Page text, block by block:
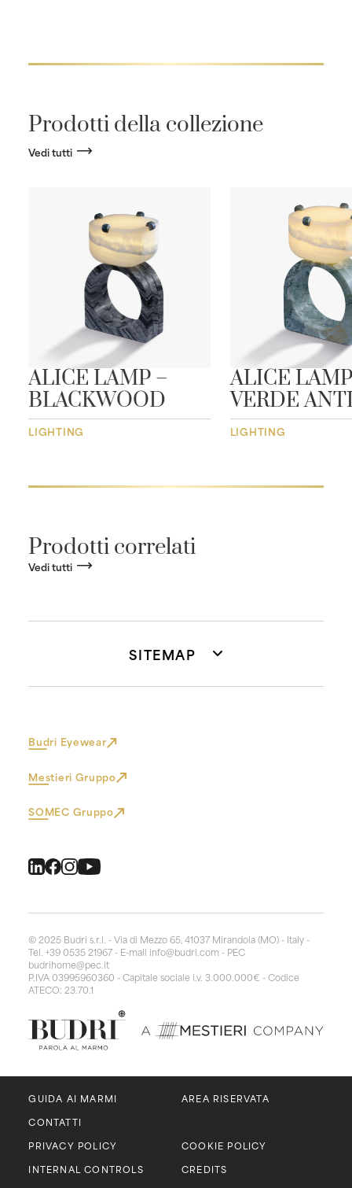
Prodotti della collezione
Vedi tutti
ALICE LAMP –
BLACKWOOD
LIGHTING
ALICE
VERDE
LIGHTING
Prodotti correlati
Vedi tutti
SITEMAP
Budri Eyewear
Mestieri Gruppo
SOMEC Gruppo
© 2025 Budri s.r.l. - Via di Mezzo 65, 41037 Mirandola (MO) - Italy -
Tel. +39 0535 21967 - E-mail info@budri.com - PEC
budrihome@pec.it
P.IVA 03995960360 - Capitale sociale i.v. 3.000.000€ - Codice
ATECO: 23.70.1
GUIDA AI MARMI
AREA RISERVATA
CONTATTI
PRIVACY POLICY
COOKIE POLICY
INTERNAL CONTROLS
CREDITS